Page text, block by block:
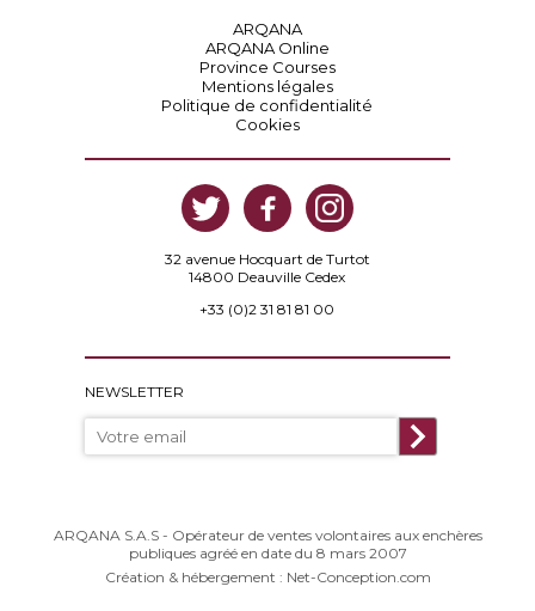
ARQANA
ARQANA Online
Province Courses
Mentions légales
Politique de confidentialité
Cookies
32 avenue Hocquart de Turtot
14800 Deauville Cedex
+33 (0)2 31 81 81 00
NEWSLETTER
ARQANA S.A.S - Opérateur de ventes volontaires aux enchères
publiques agréé en date du 8 mars 2007
Création & hébergement : Net-Conception.com